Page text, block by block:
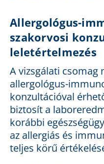
Allergológus-
szakorvosi
leletértelmezés
A vizsgálati csomag
allergológus-
konzultációval
biztosít a
korábbi
az allergiás és
teljes körű